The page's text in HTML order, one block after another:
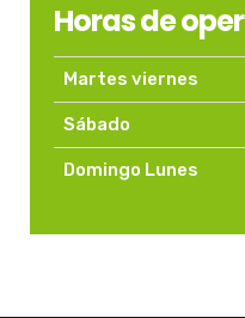
Horas de
Martes viernes
Sábado
Domingo Lunes